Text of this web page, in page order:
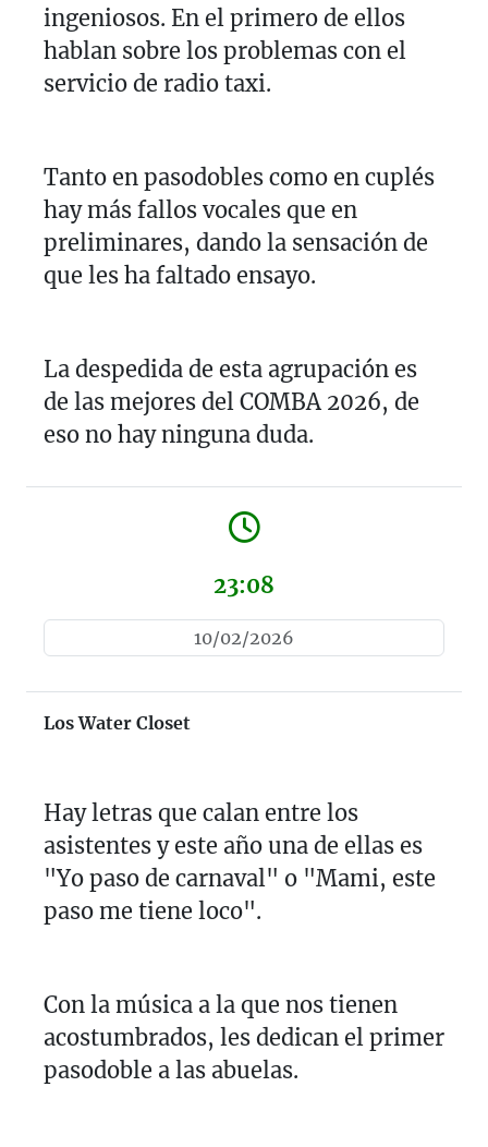
ingeniosos. En el primero de ellos
hablan sobre los problemas con el
servicio de radio taxi.
Tanto en pasodobles como en cuplés
hay más fallos vocales que en
preliminares, dando la sensación de
que les ha faltado ensayo.
La despedida de esta agrupación es
de las mejores del COMBA 2026, de
eso no hay ninguna duda.
23:08
10/02/2026
Los Water Closet
Hay letras que calan entre los
asistentes y este año una de ellas es
"Yo paso de carnaval" o "Mami, este
paso me tiene loco".
Con la música a la que nos tienen
acostumbrados, les dedican el primer
pasodoble a las abuelas.